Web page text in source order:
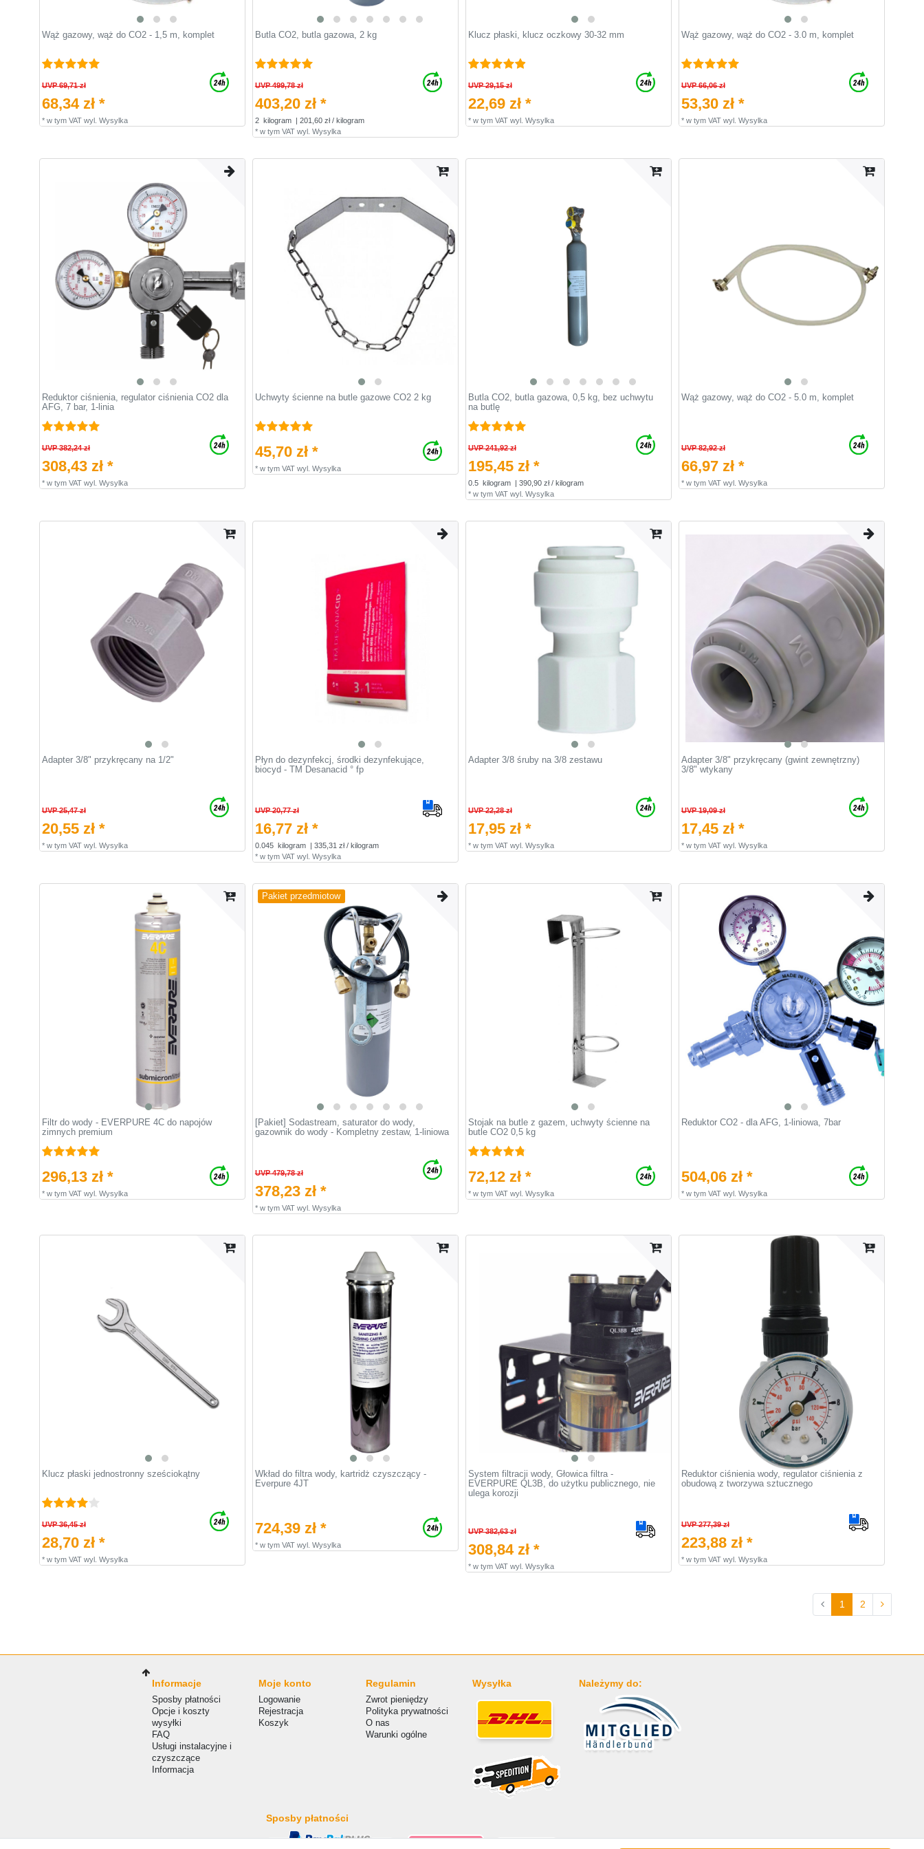
Wąż gazowy, wąż do CO2 - 1,5 m, komplet
UVP 69,71 zł
68,34 zł *
* w tym VATwyl. Wysylka
Butla CO2, butla gazowa, 2 kg
UVP 499,78 zł
403,20 zł *
2 kilogram
| 201,60 zł / kilogram
* w tym VATwyl. Wysylka
Klucz płaski, klucz oczkowy 30-32 mm
UVP 29,15 zł
22,69 zł *
* w tym VATwyl. Wysylka
Wąż gazowy, wąż do CO2 - 3.0 m, komplet
UVP 66,06 zł
53,30 zł *
* w tym VATwyl. Wysylka
Reduktor ciśnienia, regulator ciśnienia CO2 dla
AFG, 7 bar, 1-linia
UVP 382,24 zł
308,43 zł *
* w tym VATwyl. Wysylka
Uchwyty ścienne na butle gazowe CO2 2 kg
45,70 zł *
* w tym VATwyl. Wysylka
Butla CO2, butla gazowa, 0,5 kg, bez uchwytu
na butlę
UVP 241,92 zł
195,45 zł *
0.5 kilogram
| 390,90 zł / kilogram
* w tym VATwyl. Wysylka
Wąż gazowy, wąż do CO2 - 5.0 m, komplet
UVP 82,92 zł
66,97 zł *
* w tym VATwyl. Wysylka
Adapter 3/8" przykręcany na 1/2"
UVP 25,47 zł
20,55 zł *
* w tym VATwyl. Wysylka
Płyn do dezynfekcj, środki dezynfekujące,
biocyd - TM Desanacid ° fp
UVP 20,77 zł
16,77 zł *
0.045 kilogram
| 335,31 zł / kilogram
* w tym VATwyl. Wysylka
Adapter 3/8 śruby na 3/8 zestawu
UVP 22,28 zł
17,95 zł *
* w tym VATwyl. Wysylka
Adapter 3/8" przykręcany (gwint zewnętrzny)
3/8" wtykany
UVP 19,09 zł
17,45 zł *
* w tym VATwyl. Wysylka
Filtr do wody - EVERPURE 4C do napojów
zimnych premium
296,13 zł *
* w tym VATwyl. Wysylka
Pakiet przedmiotow
[Pakiet] Sodastream, saturator do wody,
gazownik do wody - Kompletny zestaw, 1-liniowa
UVP 479,78 zł
378,23 zł *
* w tym VATwyl. Wysylka
Stojak na butle z gazem, uchwyty ścienne na
butle CO2 0,5 kg
72,12 zł *
* w tym VATwyl. Wysylka
Reduktor CO2 - dla AFG, 1-liniowa, 7bar
504,06 zł *
* w tym VATwyl. Wysylka
Klucz płaski jednostronny sześciokątny
UVP 36,45 zł
28,70 zł *
* w tym VATwyl. Wysylka
Wkład do filtra wody, kartridż czyszczący -
Everpure 4JT
724,39 zł *
* w tym VATwyl. Wysylka
System filtracji wody, Głowica filtra -
EVERPURE QL3B, do użytku publicznego, nie
ulega korozji
UVP 382,63 zł
308,84 zł *
* w tym VATwyl. Wysylka
Reduktor ciśnienia wody, regulator ciśnienia z
obudową z tworzywa sztucznego
UVP 277,39 zł
223,88 zł *
* w tym VATwyl. Wysylka
1 2
Informacje
Sposby płatności
Opcje i koszty
wysyłki
FAQ
Usługi instalacyjne i
czyszczące
Informacja
Moje konto
Logowanie
Rejestracja
Koszyk
Regulamin
Zwrot pieniędzy
Polityka prywatności
O nas
Warunki ogólne
Wysyłka Należymy do:
Sposby płatności